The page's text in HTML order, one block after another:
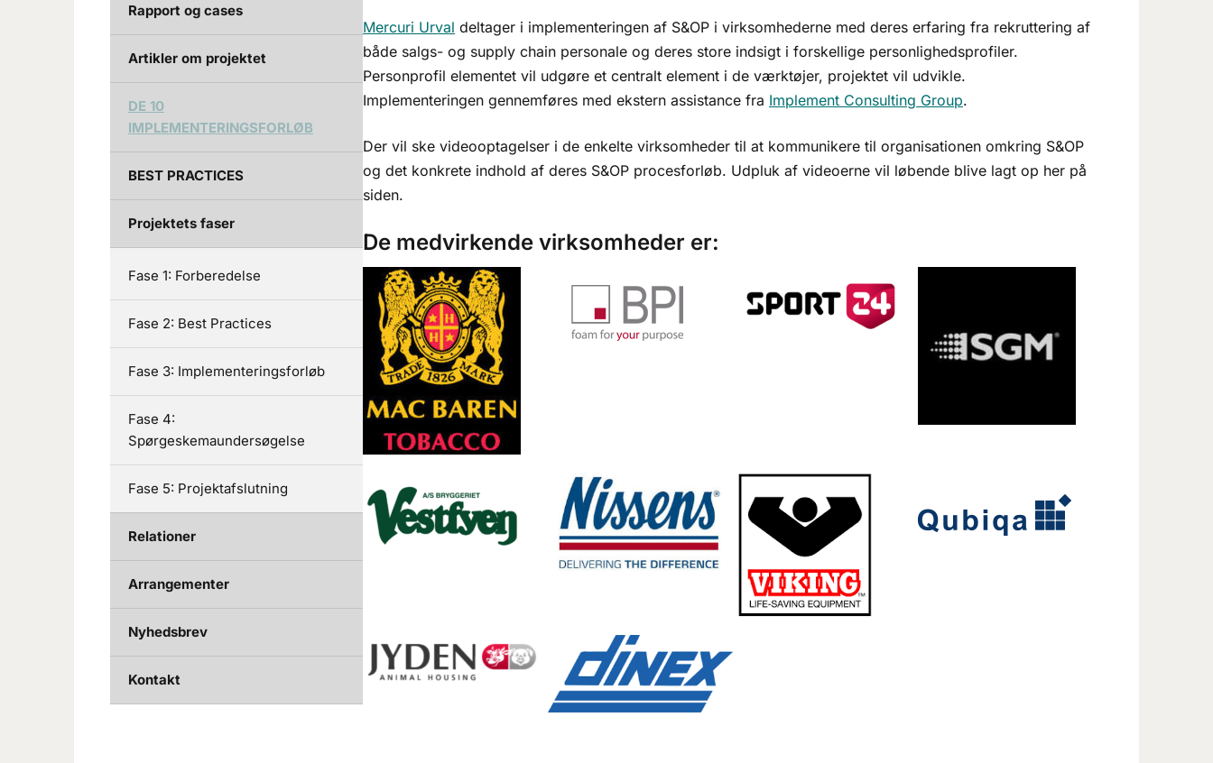
Mercuri Urval deltager i implementeringen af S&OP i virksomhederne med deres erfaring fra rekruttering af
både salgs- og supply chain personale og deres store indsigt i forskellige personlighedsprofiler.
Personprofil elementet vil udgøre et centralt element i de værktøjer, projektet vil udvikle.
Implementeringen gennemføres med ekstern assistance fra Implement Consulting Group.
Der vil ske videooptagelser i de enkelte virksomheder til at kommunikere til organisationen omkring S&OP
og det konkrete indhold af deres S&OP procesforløb. Udpluk af videoerne vil løbende blive lagt op her på
siden.
De medvirkende virksomheder er:
Rapport og cases
Artikler om projektet
DE 10
IMPLEMENTERINGSFORLØB
BEST PRACTICES
Projektets faser
Fase 1: Forberedelse
Fase 2: Best Practices
Fase 3: Implementeringsforløb
Fase 4:
Spørgeskemaundersøgelse
Fase 5: Projektafslutning
Relationer
Arrangementer
Nyhedsbrev
Kontakt